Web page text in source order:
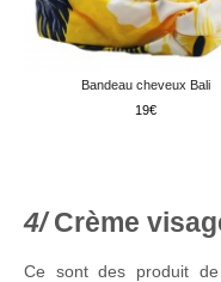
Bandeau cheveux Bali
19
Crème
Ce sont des produit